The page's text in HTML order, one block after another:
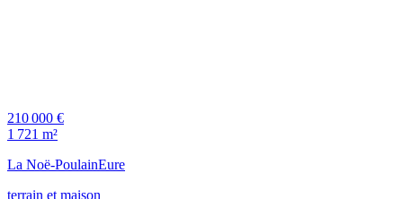
210 000 €
1 721 m²
La Noë-PoulainEure
terrain et maison